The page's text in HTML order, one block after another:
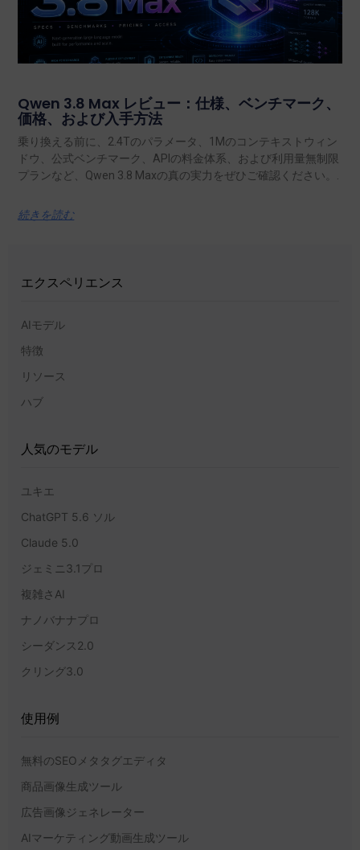
Qwen 3.8 Max レビュー：仕様、ベンチマーク、
価格、および入手方法
乗り換える前に、2.4Tのパラメータ、1Mのコンテキストウィン
ドウ、公式ベンチマーク、APIの料金体系、および利用量無制限
プランなど、Qwen 3.8 Maxの真の実力をぜひご確認ください。.
続きを読む
エクスペリエンス
AIモデル
特徴
リソース
ハブ
人気のモデル
ユキエ
ChatGPT 5.6 ソル
Claude 5.0
ジェミニ3.1プロ
複雑さAI
ナノバナナプロ
シーダンス2.0
クリング3.0
使用例
無料のSEOメタタグエディタ
商品画像生成ツール
広告画像ジェネレーター
AIマーケティング動画生成ツール